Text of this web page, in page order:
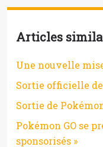
Articles
Une nouvelle
Sortie officielle de
Sortie de
Pokémon GO se
sponsorisés »